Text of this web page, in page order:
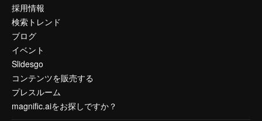
採用情報
検索トレンド
ブログ
イベント
Slidesgo
コンテンツを販売する
プレスルーム
magnific.aiをお探しですか？